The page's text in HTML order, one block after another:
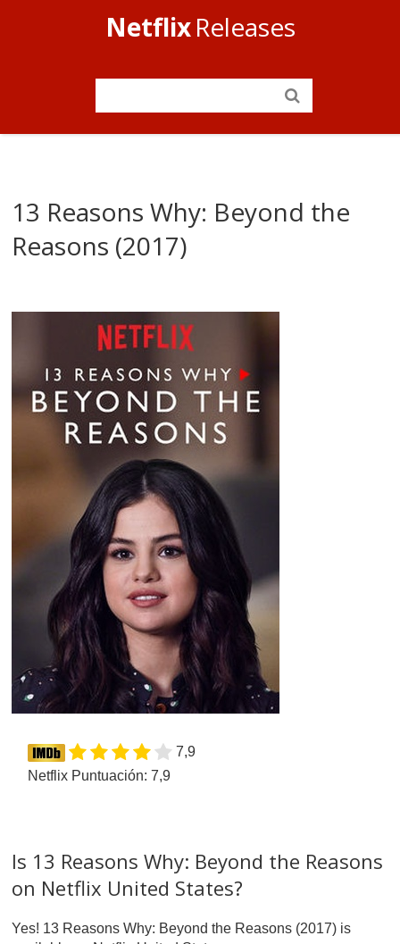
NetflixReleases
13 Reasons Why: Beyond the
Reasons (2017)
7,9
Netflix Puntuación: 7,9
Is 13 Reasons Why: Beyond the Reasons
on Netflix United States?
Yes! 13 Reasons Why: Beyond the Reasons (2017) is